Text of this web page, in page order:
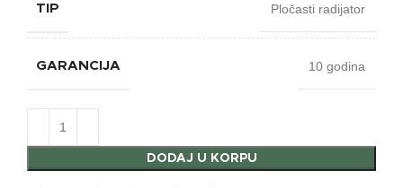
TIP Pločasti radijator
GARANCIJA 10 godina
DODAJ U KORPU